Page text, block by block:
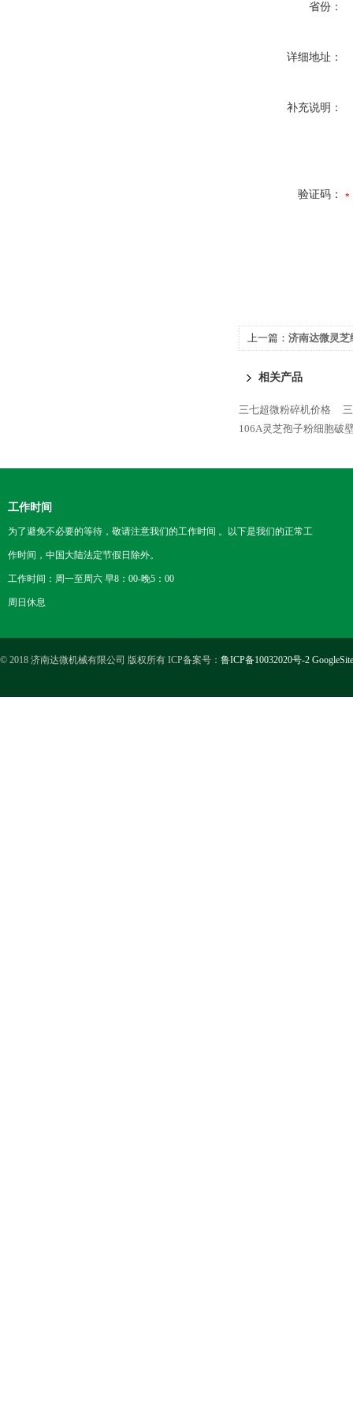
省份：
详细地址：
补充说明：
验证码：
上一篇： 济南达微灵芝
相关产品
三七超微粉碎机价格
106A灵芝孢子粉细胞破
工作时间
为了避免不必要的等待，敬请注意我们的工作时间 。以下是我们的正常工
作时间，中国大陆法定节假日除外。
工作时间：周一至周六 早8：00-晚5：00
周日休息
© 2018 济南达微机械有限公司 版权所有 ICP备案号： 鲁ICP备10032020号-2